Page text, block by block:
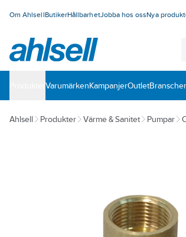
Om AhlsellButikerHållbarhetJobba hos ossNya
VarumärkenKampanjerOutletBranscher
Ahlsell Produkter Värme & Sanitet Pumpar